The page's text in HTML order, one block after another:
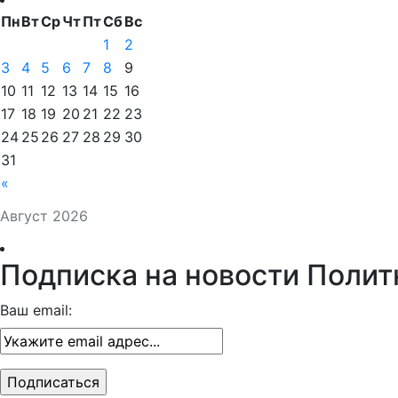
Август 2026
ПнВтСрЧтПтСбВс
«
1
2
3
4 5 6 7 8
9
10 11 12 13 14 15 16
17 18 19 20 21 22 23
24 25 26 27 28 29 30
31
Подписка на новости
Ваш email: